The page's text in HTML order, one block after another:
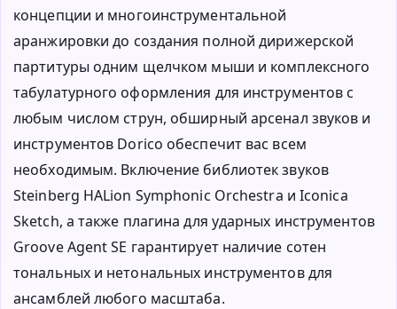
концепции и многоинструментальной
аранжировки до создания полной дирижерской
партитуры одним щелчком мыши и комплексного
табулатурного оформления для инструментов с
любым числом струн, обширный арсенал звуков и
инструментов Dorico обеспечит вас всем
необходимым. Включение библиотек звуков
Steinberg HALion Symphonic Orchestra и Iconica
Sketch, а также плагина для ударных инструментов
Groove Agent SE гарантирует наличие сотен
тональных и нетональных инструментов для
ансамблей любого масштаба.